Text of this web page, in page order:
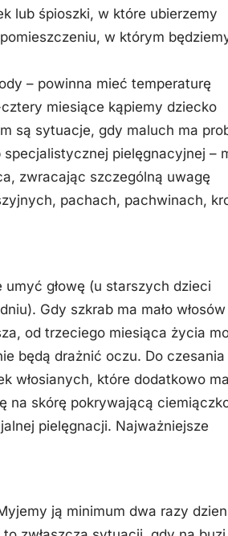
lub śpioszki, w które ubierzemy
w którym
– powinna mieć temperaturę
miesiące kąpiemy dziecko
są sytuacje, gdy maluch ma
pielęgnacyjnej –
zwracając szczególną uwagę
pachach, pachwinach,
głowę (u starszych dzieci
Gdy szkrab ma mało włosów
od trzeciego miesiąca życia
będą drażnić oczu. Do czesania
włosianych, które dodatkowo
na skórę pokrywającą
pielęgnacji. Najważniejsze
ją minimum dwa razy